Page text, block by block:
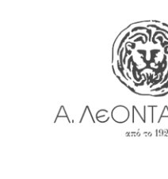
ΔΑΚΤΥΛΊΔΙΑ